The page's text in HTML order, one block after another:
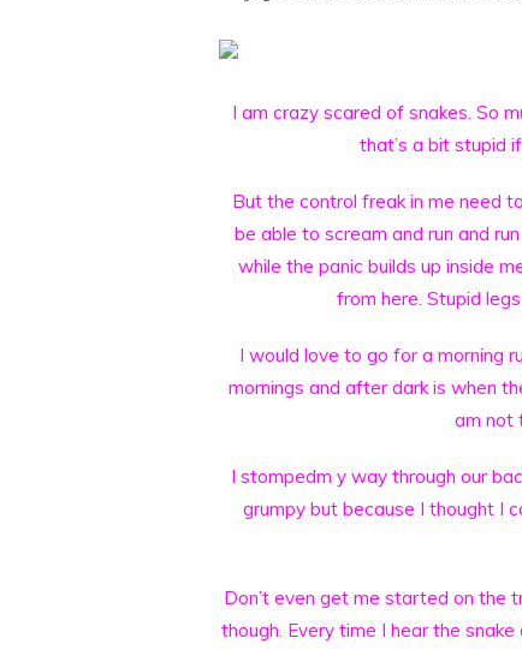
I am crazy scared of snakes. So
that’s a bit stupid
But the control freak in me need
be able to scream and run and
while the panic builds up inside
from here. Stupid
I would love to go for a morning
mornings and after dark is when
am not
I stompedm y way through our
grumpy but because I thought I
Don’t even get me started on the
though. Every time I hear the